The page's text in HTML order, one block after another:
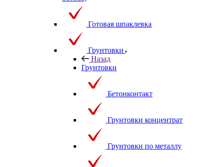
Готовая шпаклевка
Грунтовки
Назад
Грунтовки
Бетонконтакт
Грунтовки концентрат
Грунтовки по металлу